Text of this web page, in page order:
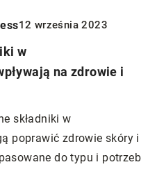
12 września 2023
w
na zdrowie i
składniki w
poprawić zdrowie skóry i
do typu i potrzeb